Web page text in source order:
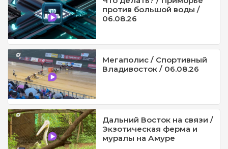
против большой воды /
06.08.26
Мегаполис / Спортивный
Владивосток / 06.08.26
Дальний Восток на связи /
Экзотическая ферма и
муралы на Амуре